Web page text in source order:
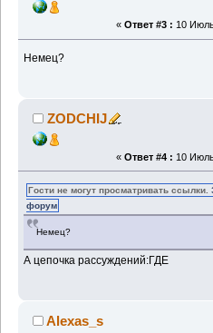
« Ответ #3 : 10
Немец?
ZODCHIJ
« Ответ #4 : 10
Гости не могут просматривать ссылки.
форум
Немец?
А цепочка рассуждений:ГДЕ
Alexas_s